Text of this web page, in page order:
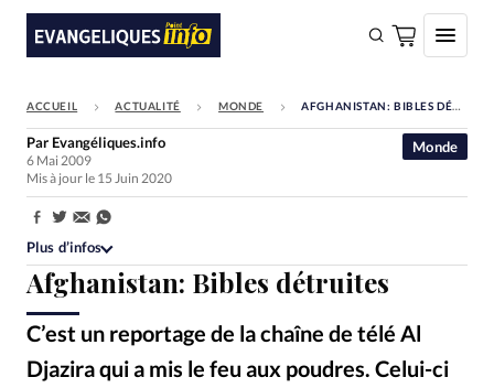
FAIRE UN DON
Faire un don
Société
Monde
Bible
Toute l'actualité
ACCUEIL ACTUALITÉ MONDE AFGHANISTAN: BIBLES DÉTRUITES
Afghanistan: Bibles détruites
C’est un reportage de la chaîne de télé Al
Djazira qui a mis le feu aux poudres. Celui-ci
Monde
Par Evangéliques.info
6 Mai 2009
Mis à jour le 15 Juin 2020
Partager:
Plus d’infos